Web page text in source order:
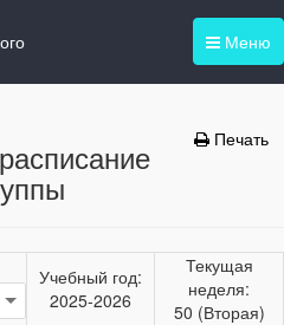
Меню
Печать
Учебный год:
2025-2026
Текущая
неделя:
50 (Вторая)